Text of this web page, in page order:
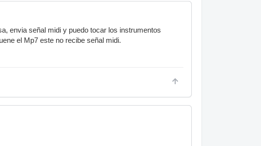
envia señal midi y puedo tocar los instrumentos
el Mp7 este no recibe señal midi.